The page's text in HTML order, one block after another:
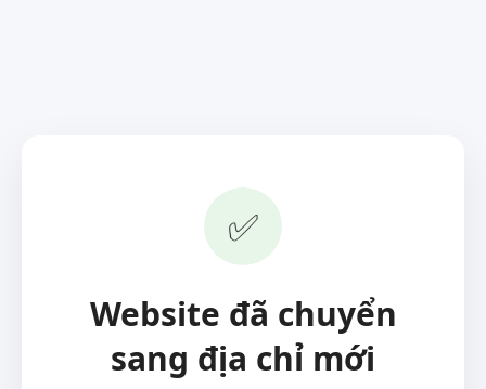
✅
Website đã chuyển
sang địa chỉ mới